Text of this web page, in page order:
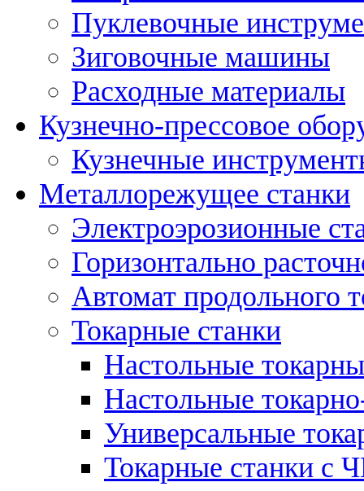
Пуклевочные
Зиговочные машины
Расходные материалы
Кузнечно-прессовое
Кузнечные
Металлорежущее станки
Электроэрозионные
Горизонтально
Автомат продольного
Токарные станки
Настольные
Настольные
Универсальные
Токарные станки с